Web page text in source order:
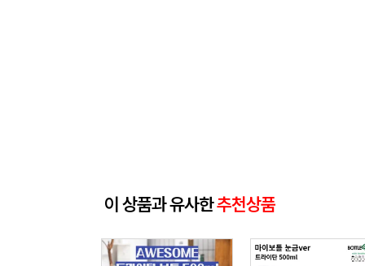
이 상품과 유사한추천상품